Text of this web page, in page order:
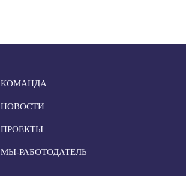
КОМАНДА
НОВОСТИ
ПРОЕКТЫ
МЫ-РАБОТОДАТЕЛЬ